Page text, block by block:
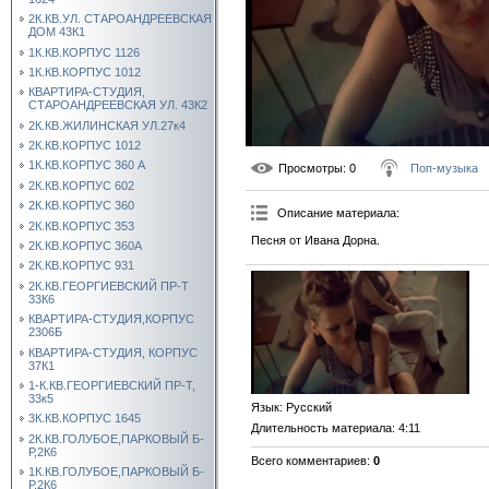
2К.КВ.УЛ. СТАРОАНДРЕЕВСКАЯ
ДОМ 43К1
1К.КВ.КОРПУС 1126
1К.КВ.КОРПУС 1012
КВАРТИРА-СТУДИЯ,
СТАРОАНДРЕЕВСКАЯ УЛ. 43К2
2К.КВ.ЖИЛИНСКАЯ УЛ.27к4
2К.КВ.КОРПУС 1012
1К.КВ.КОРПУС 360 А
2К.КВ.КОРПУС 602
2К.КВ.КОРПУС 360
2К.КВ.КОРПУС 353
2К.КВ.КОРПУС 360А
2К.КВ.КОРПУС 931
2К.КВ.ГЕОРГИЕВСКИЙ ПР-Т
33К6
КВАРТИРА-СТУДИЯ,КОРПУС
2306Б
КВАРТИРА-СТУДИЯ, КОРПУС
37К1
1-К.КВ.ГЕОРГИЕВСКИЙ ПР-Т,
33к5
3К.КВ.КОРПУС 1645
2К.КВ.ГОЛУБОЕ,ПАРКОВЫЙ Б-
Р,2К6
1К.КВ.ГОЛУБОЕ,ПАРКОВЫЙ Б-
Р,2К6
Просмотры: 0 Поп-музыка
Описание материала:
Песня от Ивана Дорна.
Язык: Русский
Длительность материала: 4:11
Всего комментариев: 0